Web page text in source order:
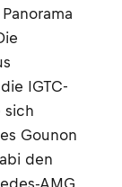
IGTC-
sich
Gounon
den
AMG